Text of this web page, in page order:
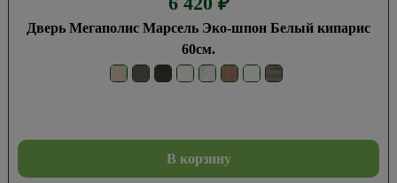
Дверь Мегаполис Марсель Эко-шпон Белый кипарис
60см.
В корзину